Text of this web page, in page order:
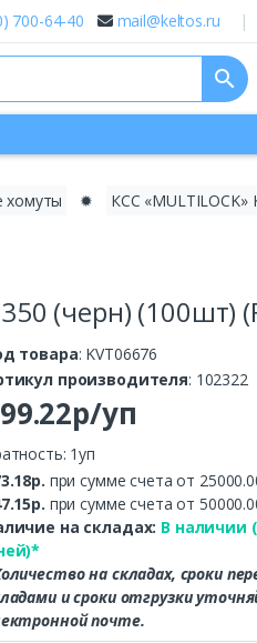
700-64-40 mail@keltos.ru
search
хомуты ✹
КСС
(черн) (100шт)
товара: KVT06676
производителя: 102322
уп
1уп
при сумме счета от
при сумме счета от
на складах: В наличии
на складах, сроки
и сроки отгрузки
почте.